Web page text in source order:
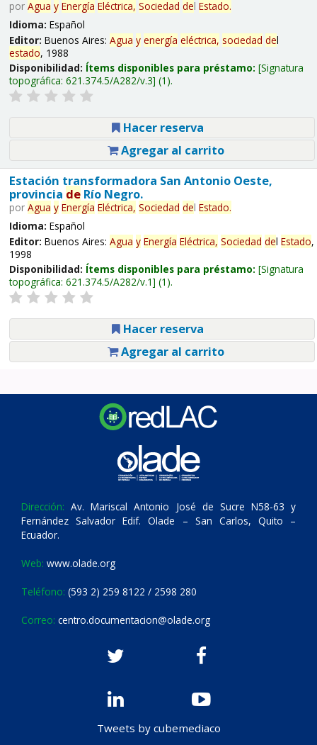
por Agua y Energía Eléctrica, Sociedad del Estado.
Idioma: Español
Editor: Buenos Aires: Agua y energía eléctrica, sociedad del
estado, 1988
Disponibilidad: Ítems disponibles para préstamo: Signatura
topográfica: 621.374.5/A282/v.3 (1).
Hacer reserva
Agregar al carrito
Estación transformadora San Antonio Oeste,
provincia deRío Negro.
por Agua y Energía Eléctrica, Sociedad del Estado.
Idioma: Español
Editor: Buenos Aires: Agua y Energía Eléctrica, Sociedad del Estado,
1998
Disponibilidad: Ítems disponibles para préstamo: Signatura
topográfica: 621.374.5/A282/v.1 (1).
Hacer reserva
Agregar al carrito
Dirección: Av. Mariscal Antonio José de Sucre N58-63 y
Fernández Salvador Edif. Olade – San Carlos, Quito –
Ecuador.
Web: www.olade.org
Teléfono: (593 2) 259 8122 / 2598 280
Correo: centro.documentacion@olade.org
Tweets by cubemediaco